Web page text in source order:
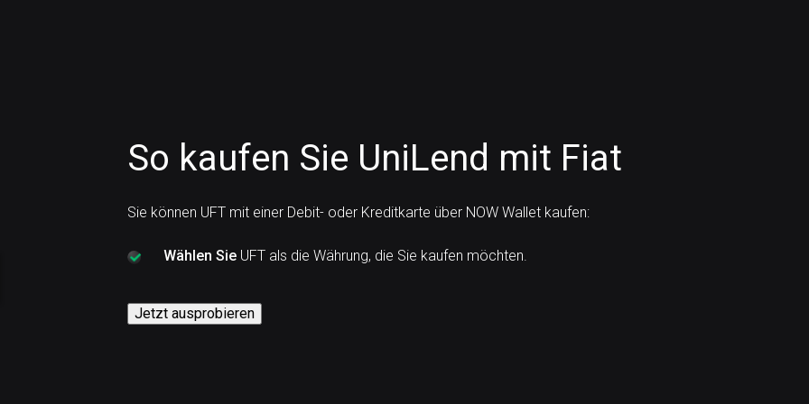
So kaufen Sie UniLend mit Fiat
Sie können UFT mit einer Debit- oder Kreditkarte über NOW Wallet kaufen:
Wählen SieUFT als die Währung, die Sie kaufen möchten.
Jetzt ausprobieren